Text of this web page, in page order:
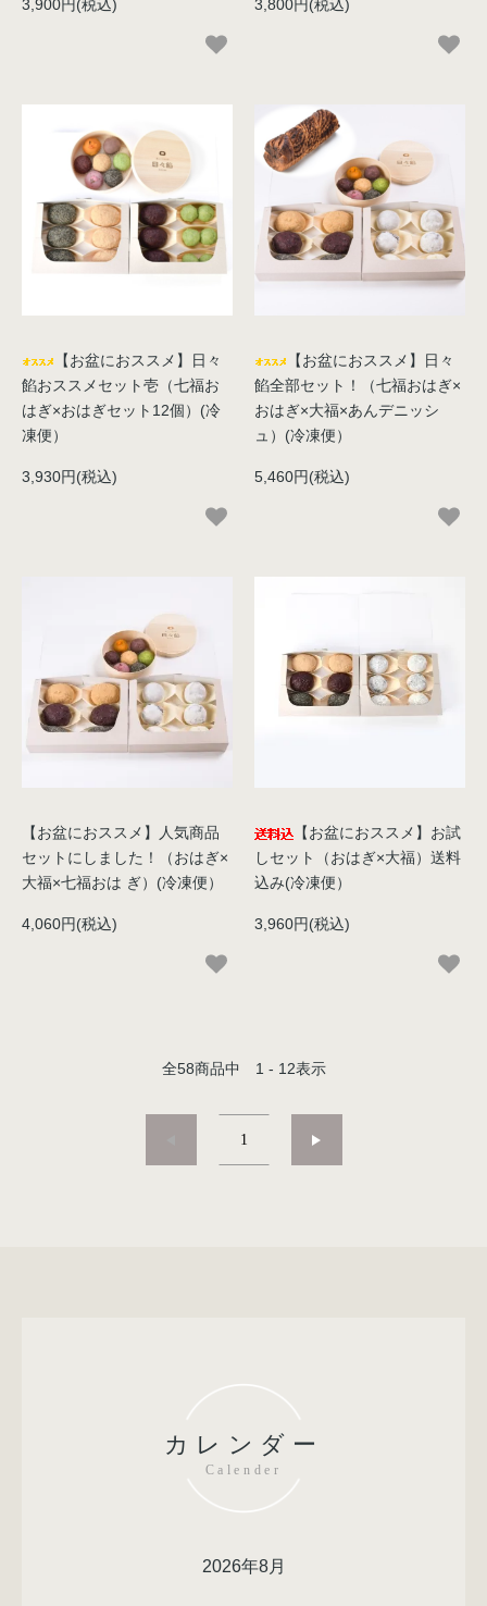
3,900円(税込) 3,800円(税込)
【お盆におススメ】日々
餡おススメセット壱（七福お
はぎ×おはぎセット12個）(冷
凍便）
3,930円(税込)
【お盆におススメ】日々
餡全部セット！（七福おはぎ×
おはぎ×大福×あんデニッシ
ュ）(冷凍便）
5,460円(税込)
【お盆におススメ】人気商品
セットにしました！（おはぎ×
大福×七福おは ぎ）(冷凍便）
4,060円(税込)
【お盆におススメ】お試
しセット（おはぎ×大福）送料
込み(冷凍便）
3,960円(税込)
全58商品中 1 - 12表示
1
カレンダー
Calender
2026年8月